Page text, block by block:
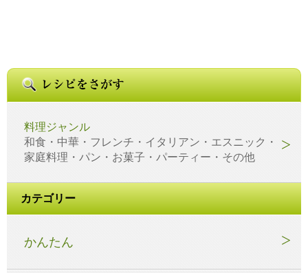
料理ジャンル
和食・中華・フレンチ・イタリアン・エスニック・
家庭料理・パン・お菓子・パーティー・その他
カテゴリー
かんたん